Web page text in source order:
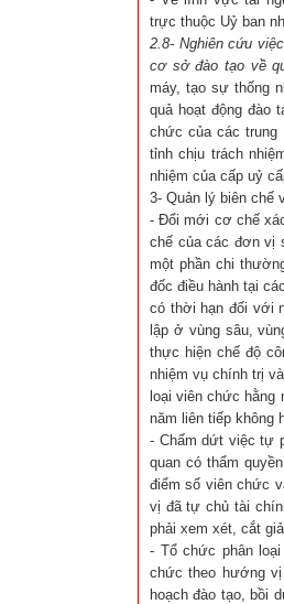
trực thuộc Uỷ ban
2.8- Nghiên cứu
cơ sở đào tạo về
máy, tạo sự thống
quả hoạt động đào
chức của các
tỉnh chịu trách
nhiệm của cấp uỷ
3- Quản lý biên chế
- Đổi mới cơ chế
chế của các đơn vị
một phần chi
đốc điều hành tại
có thời hạn đối với
lập ở vùng sâu,
thực hiện chế độ
nhiệm vụ chính trị
loại viên chức hằng
năm liên tiếp không
- Chấm dứt việc tự
quan có thẩm
điểm số viên chức
vị đã tự chủ tài
phải xem xét, cắt
- Tổ chức phân
chức theo hướng
hoạch đào tạo, bồi